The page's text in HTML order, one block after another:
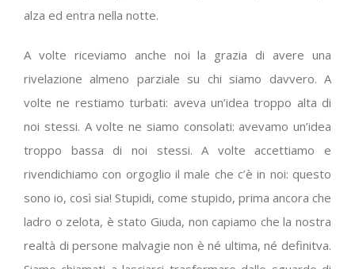
alza ed entra nella notte.
A volte riceviamo anche noi la grazia di avere una
rivelazione almeno parziale su chi siamo davvero. A
volte ne restiamo turbati: aveva un’idea troppo alta di
noi stessi. A volte ne siamo consolati: avevamo un’idea
troppo bassa di noi stessi. A volte accettiamo e
rivendichiamo con orgoglio il male che c’è in noi: questo
sono io, così sia! Stupidi, come stupido, prima ancora che
ladro o zelota, è stato Giuda, non capiamo che la nostra
realtà di persone malvagie non è né ultima, né definitva.